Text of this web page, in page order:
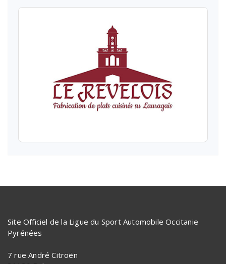
Site Officiel de la Ligue du Sport Automobile Occitanie
Pyrénées
7 rue André Citroën